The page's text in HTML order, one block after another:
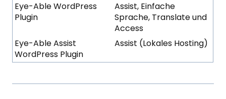
Eye-Able WordPress
Plugin
Assist, Einfache
Sprache, Translate und
Access
Eye-Able Assist
WordPress Plugin
Assist (Lokales Hosting)